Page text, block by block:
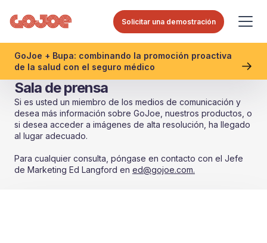
Solicitar una demostración
GoJoe + Bupa: combinando la promoción proactiva
de la salud con el seguro médico
Sala de prensa
Si es usted un miembro de los medios de comunicación y
desea más información sobre GoJoe, nuestros productos, o
si desea acceder a imágenes de alta resolución, ha llegado
al lugar adecuado.
Para cualquier consulta, póngase en contacto con el Jefe
de Marketing Ed Langford en ed@gojoe.com.